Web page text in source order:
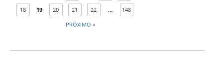
18 19 20 21 22
148
PRÓXIMO »